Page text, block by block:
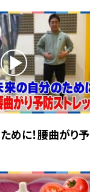
めに！腰曲がり予